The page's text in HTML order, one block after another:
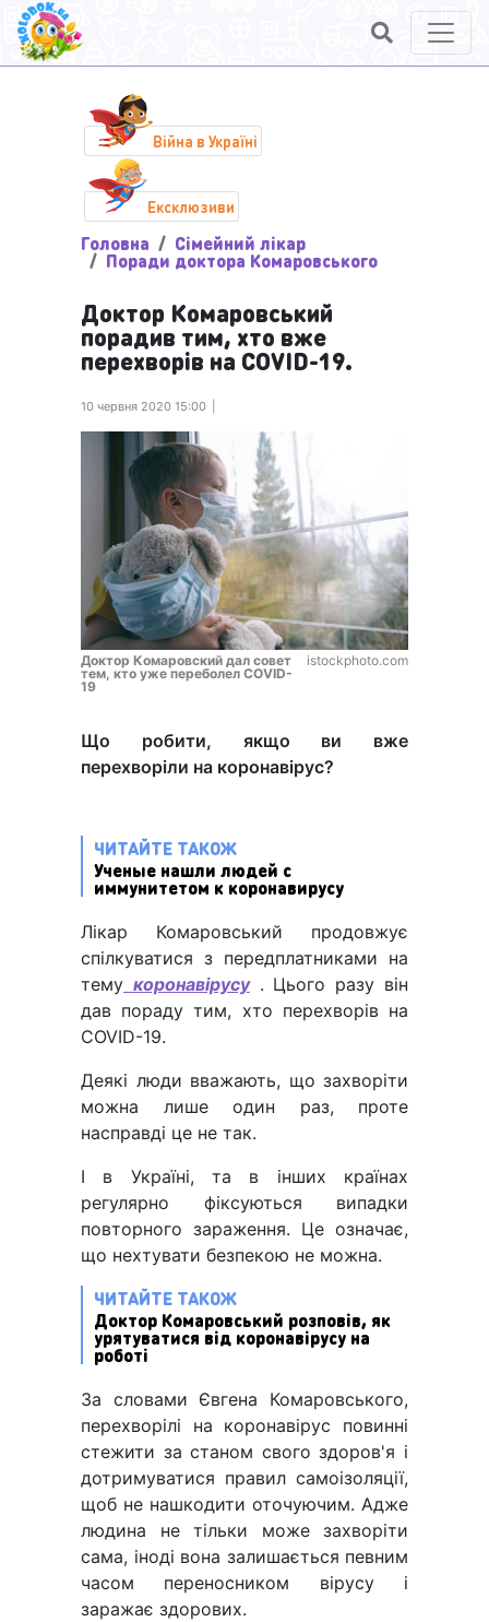
Війна в Україні
Ексклюзиви
Головна Сімейний лікар
Поради доктора Комаровського
Доктор Комаровський
порадив тим, хто вже
перехворів на COVID-19.
10 червня 2020 15:00
Доктор Комаровский дал совет
тем, кто уже переболел COVID-
19
istockphoto.com
Що робити, якщо ви вже
перехворіли на коронавірус?
ЧИТАЙТЕ ТАКОЖ
Ученые нашли людей с
иммунитетом к коронавирусу
Лікар Комаровський продовжує
спілкуватися з передплатниками на
тему коронавірусу. Цього разу він
дав пораду тим, хто перехворів на
COVID-19.
Деякі люди вважають, що захворіти
можна лише один раз, проте
насправді це не так.
І в Україні, та в інших країнах
регулярно фіксуються випадки
повторного зараження. Це означає,
що нехтувати безпекою не можна.
ЧИТАЙТЕ ТАКОЖ
Доктор Комаровський розповів, як
урятуватися від коронавірусу на
роботі
За словами Євгена Комаровського,
перехворілі на коронавірус повинні
стежити за станом свого здоров'я і
дотримуватися правил самоізоляції,
щоб не нашкодити оточуючим. Адже
людина не тільки може захворіти
сама, іноді вона залишається певним
часом переносником вірусу і
заражає здорових.